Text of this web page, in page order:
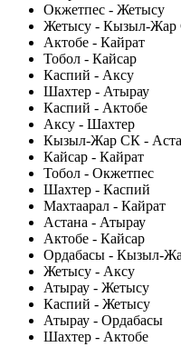
Окжетпес - Жетысу
Жетысу - Кызыл-
Актобе - Кайрат
Тобол - Кайсар
Каспий - Аксу
Шахтер - Атырау
Каспий - Актобе
Аксу - Шахтер
Кызыл-Жар СК -
Кайсар - Кайрат
Тобол - Окжетпес
Шахтер - Каспий
Махтаарал - Кайрат
Астана - Атырау
Актобе - Кайсар
Ордабасы - Кызыл-
Жетысу - Аксу
Атырау - Жетысу
Каспий - Жетысу
Атырау - Ордабасы
Шахтер - Актобе